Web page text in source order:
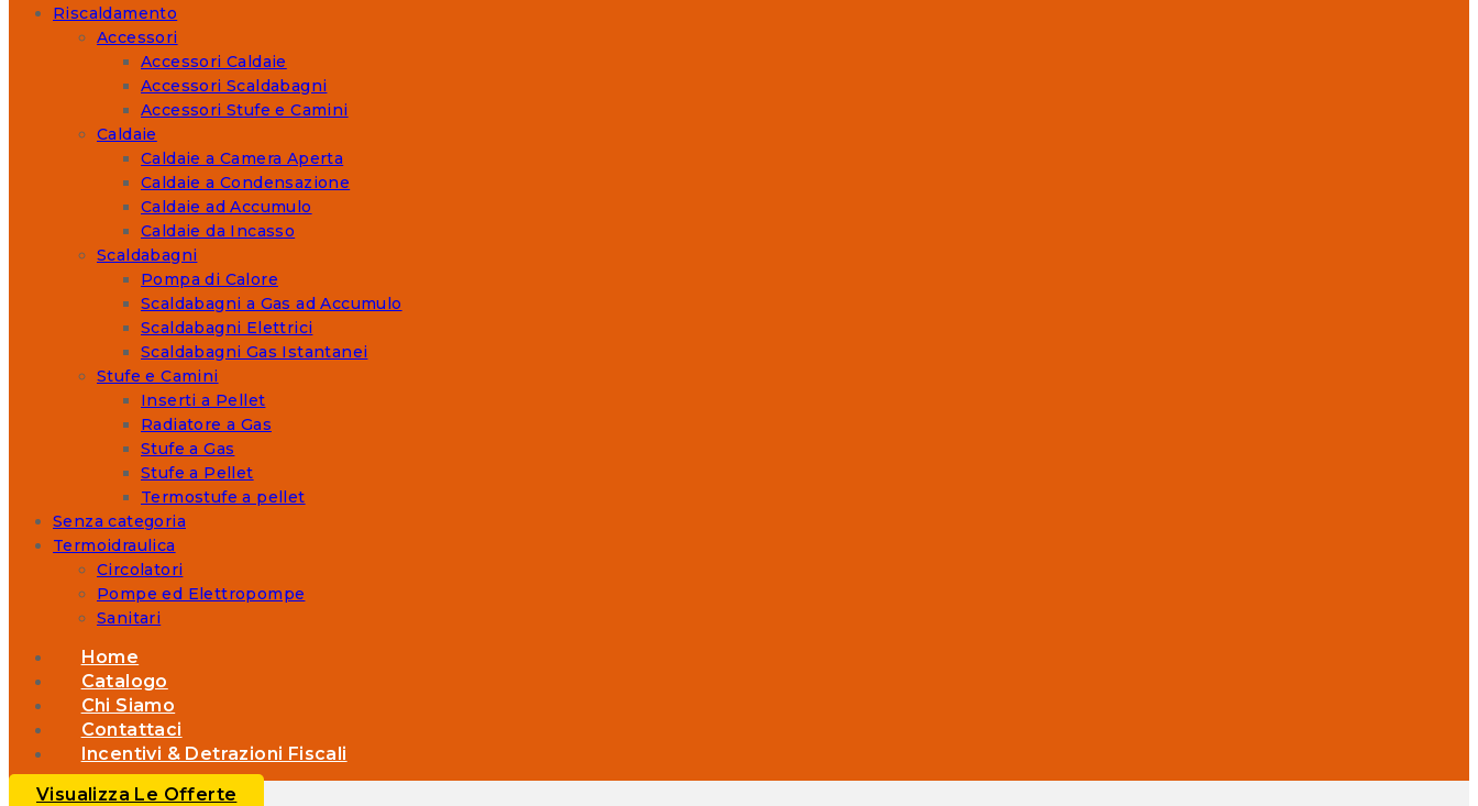
Riscaldamento
Accessori
Accessori Caldaie
Accessori Scaldabagni
Accessori Stufe e Camini
Caldaie
Caldaie a Camera Aperta
Caldaie a Condensazione
Caldaie ad Accumulo
Caldaie da Incasso
Scaldabagni
Pompa di Calore
Scaldabagni a Gas ad Accumulo
Scaldabagni Elettrici
Scaldabagni Gas Istantanei
Stufe e Camini
Inserti a Pellet
Radiatore a Gas
Stufe a Gas
Stufe a Pellet
Termostufe a pellet
Senza categoria
Termoidraulica
Circolatori
Pompe ed Elettropompe
Sanitari
Home
Catalogo
Chi Siamo
Contattaci
Incentivi & Detrazioni Fiscali
Visualizza Le Offerte